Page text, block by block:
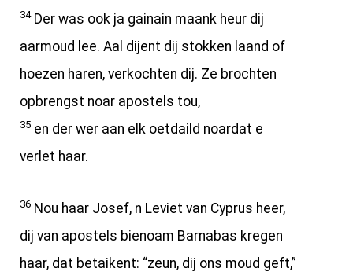
34Der was ook ja gainain maank heur dij
aarmoud lee. Aal dijent dij stokken laand of
hoezen haren, verkochten dij. Ze brochten
opbrengst noar apostels tou,
35 en der wer aan elk oetdaild noardat e
verlet haar.
36 Nou haar Josef, n Leviet van Cyprus heer,
dij van apostels bienoam Barnabas kregen
haar, dat betaikent: “zeun, dij ons moud geft,”